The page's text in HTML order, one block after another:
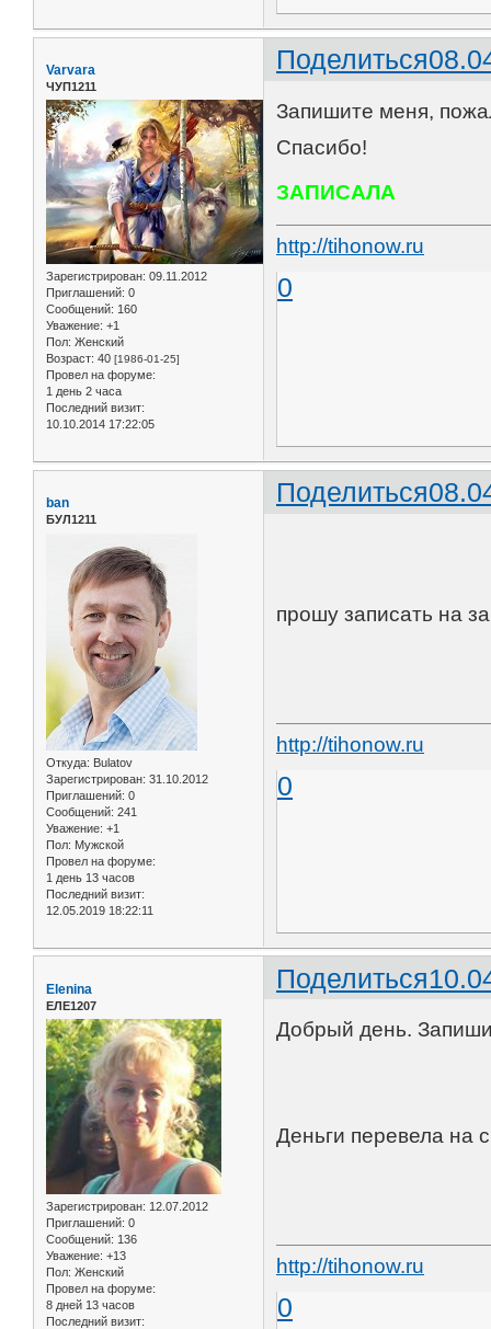
Поделиться
Varvara
ЧУП1211
Зарегистрирован: 09.11.2012
Приглашений: 0
Сообщений: 160
Уважение: +1
Пол: Женский
Возраст: 40 [1986-01-25]
Провел на форуме:
1 день 2 часа
Последний визит:
10.10.2014 17:22:05
Запишите меня,
Спасибо!
ЗАПИСАЛА
http://tihonow.ru
0
Поделиться
ban
БУЛ1211
Откуда: Bulatov
Зарегистрирован: 31.10.2012
Приглашений: 0
Сообщений: 241
Уважение: +1
Пол: Мужской
Провел на форуме:
1 день 13 часов
Последний визит:
12.05.2019 18:22:11
прошу записать на
http://tihonow.ru
0
Поделиться
Elenina
ЕЛЕ1207
Зарегистрирован: 12.07.2012
Приглашений: 0
Сообщений: 136
Уважение: +13
Пол: Женский
Провел на форуме:
8 дней 13 часов
Последний визит:
Добрый день.
Деньги перевела на
http://tihonow.ru
0